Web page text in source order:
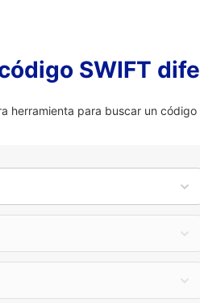
SWIFT
herramienta para buscar un